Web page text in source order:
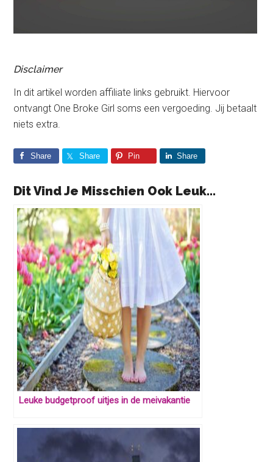
Disclaimer
In dit artikel worden affiliate links gebruikt. Hiervoor
ontvangt One Broke Girl soms een vergoeding. Jij betaalt
niets extra.
Share Share Pin Share
Dit Vind Je Misschien Ook Leuk...
Leuke budgetproof uitjes in de meivakantie